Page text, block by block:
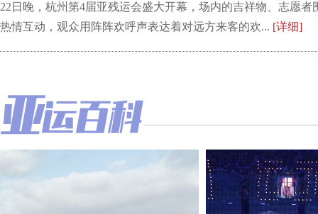
22日晚，杭州第4届亚残运会盛大开幕，场内的吉祥物、志愿者
热情互动，观众用阵阵欢呼声表达着对远方来客的欢... [详细]